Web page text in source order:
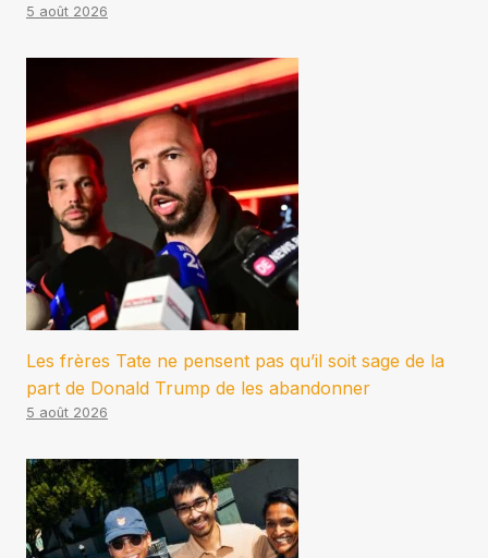
5 août 2026
Les frères Tate ne pensent pas qu’il soit sage de la
part de Donald Trump de les abandonner
5 août 2026